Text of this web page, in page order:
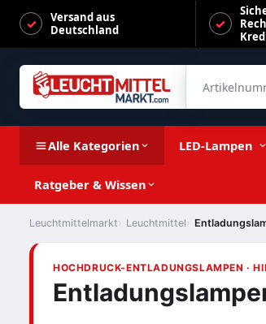
Versand aus
Deutschland
Alle Kategorien LED-Lampen
Ratgeber & Wissen
Leuchtmittelmarkt Leuchtmittel
HOCHDRUCK-ENTLADUNGSLAMPEN ·